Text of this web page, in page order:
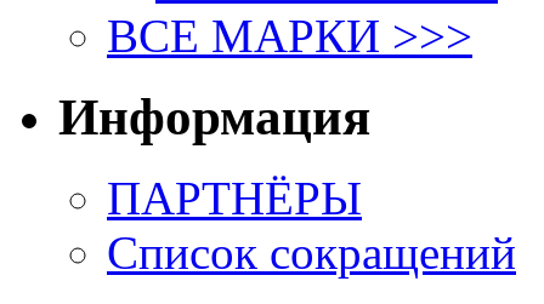
ВСЕ МАРКИ >>>
Информация
ПАРТНЁРЫ
Список сокращений